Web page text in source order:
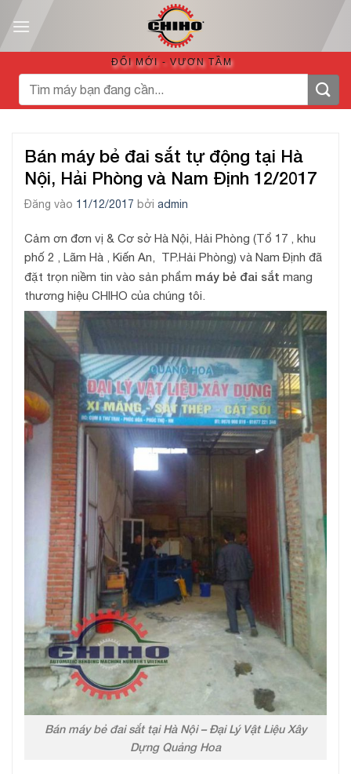
qua
ĐỔI MỚI - VƯƠN TẦM
Tìm
kiếm:
Bán máy bẻ đai sắt tự động tại Hà
Nội, Hải Phòng và Nam Định 12/2017
Đăng vào 11/12/2017 bởi admin
Cảm ơn đơn vị & Cơ sở Hà Nội, Hải Phòng (Tổ 17 , khu
phố 2 , Lãm Hà , Kiến An, TP.Hải Phòng) và Nam Định đã
đặt trọn niềm tin vào sản phẩm máy bẻ đai sắt mang
thương hiệu CHIHO của chúng tôi.
Bán máy bẻ đai sắt tại Hà Nội – Đại Lý Vật Liệu Xây
Dựng Quảng Hoa